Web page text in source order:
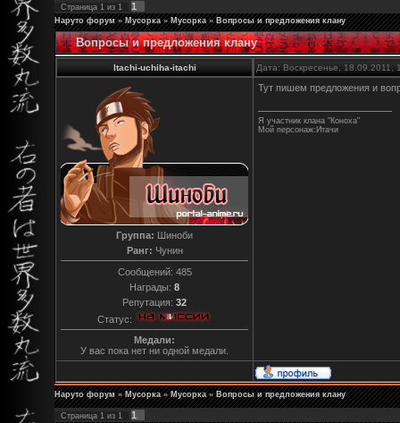
Страница 1 из 1 1
Наруто форум » Мусорка » Мусорка » Вопросы и предложения клану
Вопросы и предложения клану
Itachi-uchiha-itachi Дата: Воскресенье,
Группа: Шиноби
Ранг: Чунин
Сообщений: 485
Награды: 8
Репутация: 32
Статус:
Медали:
У вас пока нет ни одной медали.
Тут пишем предложения и
Я участник клана "Коноха"
Мой персонаж:Итачи
Наруто форум » Мусорка » Мусорка » Вопросы и предложения клану
Страница 1 из 1 1